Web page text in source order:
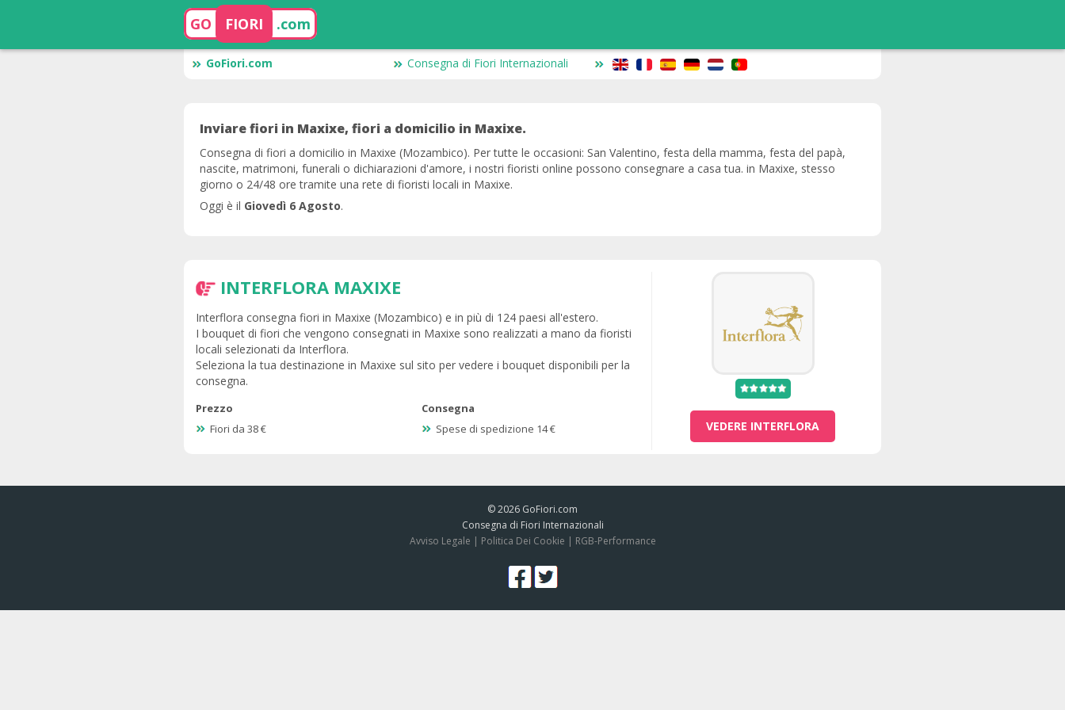
GO FIORI .com
GoFiori.com Consegna di Fiori Internazionali
Inviare fiori in Maxixe, fiori a domicilio in Maxixe.
Consegna di fiori a domicilio in Maxixe (Mozambico). Per tutte le occasioni: San Valentino, festa della mamma, festa del papà,
nascite, matrimoni, funerali o dichiarazioni d'amore, i nostri fioristi online possono consegnare a casa tua. in Maxixe, stesso
giorno o 24/48 ore tramite una rete di fioristi locali in Maxixe.
Oggi è il Giovedì 6 Agosto.
INTERFLORA MAXIXE
Interflora consegna fiori in Maxixe (Mozambico) e in più di 124 paesi all'estero.
I bouquet di fiori che vengono consegnati in Maxixe sono realizzati a mano da fioristi
locali selezionati da Interflora.
Seleziona la tua destinazione in Maxixe sul sito per vedere i bouquet disponibili per la
consegna.
Prezzo
Fiori da 38 €
Consegna
Spese di spedizione 14 €
VEDERE INTERFLORA
© 2026 GoFiori.com
Consegna di Fiori Internazionali
Avviso Legale | Politica Dei Cookie | RGB-Performance